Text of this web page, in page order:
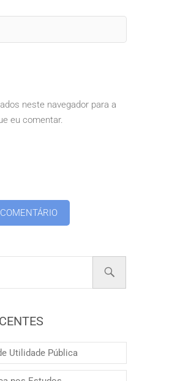
neste navegador para a
eu comentar.
Utilidade Pública